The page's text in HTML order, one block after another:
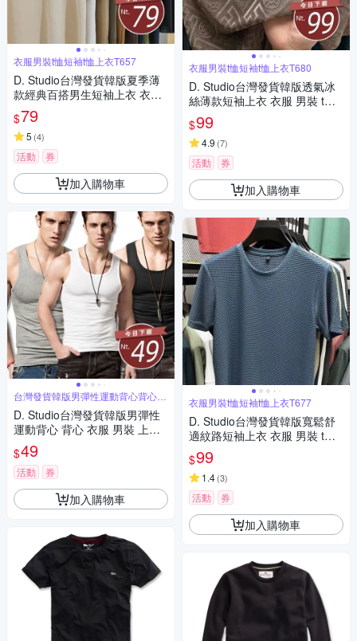
衣服男裝t恤短袖t恤上衣T657
D. Studio台灣發貨韓版夏季薄
款經典百搭男生短袖上衣 衣
服 男裝 t恤 短袖t恤 上衣T657
$79
5 (4)
活動 券
加入購物車
台灣發貨韓版男彈性運動背心背心衣
服男裝上
D. Studio台灣發貨韓版男彈性
運動背心 背心 衣服 男裝 上衣V
414
$49
活動 券
加入購物車
衣服男裝t恤短袖t恤上衣T680
D. Studio台灣發貨韓版透氣冰
絲薄款短袖上衣 衣服 男裝 t
恤 短袖t恤 上衣T680
$99
4.9 (7)
活動 券
加入購物車
衣服男裝t恤短袖t恤上衣T677
D. Studio台灣發貨韓版寬鬆舒
適紋路短袖上衣 衣服 男裝 t
恤 短袖t恤 上衣T677
$99
1.4(3)
活動 券
加入購物車